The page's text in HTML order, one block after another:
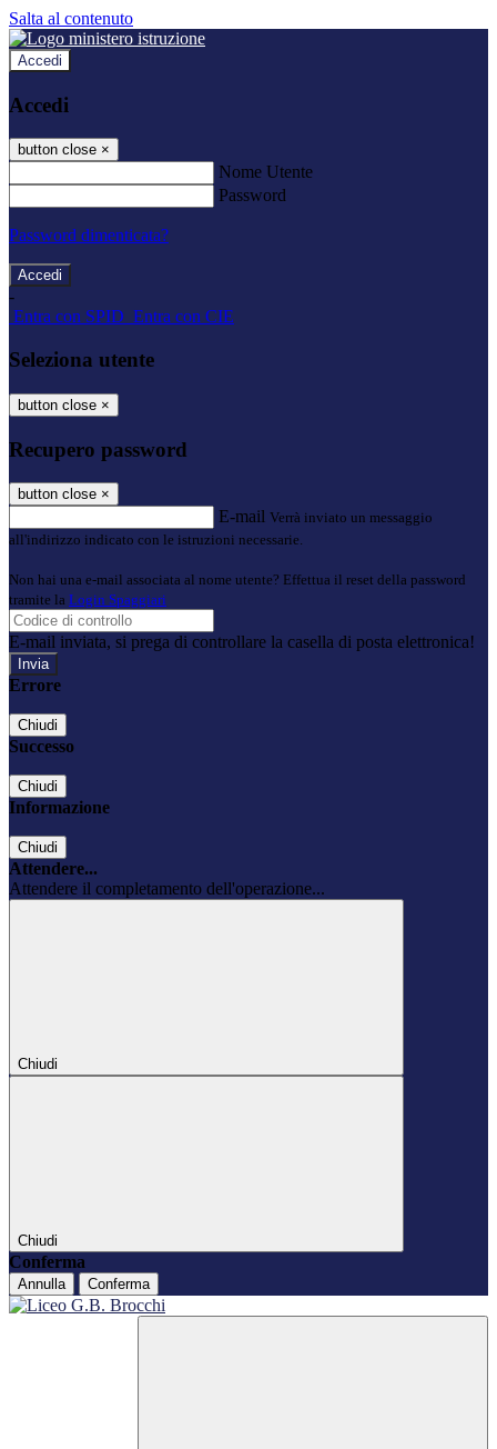
Salta al contenuto
Accedi
Accedi
button close ×
Nome Utente
Password
Password dimenticata?
-
Entra con SPID Entra con CIE
Seleziona utente
button close ×
Recupero password
button close ×
E-mail Verrà inviato un messaggio
all'indirizzo indicato con le istruzioni necessarie.
Non hai una e-mail associata al nome utente? Effettua il reset della password
tramite la Login Spaggiari
E-mail inviata, si prega di controllare la casella di posta elettronica!
Errore
Chiudi
Successo
Chiudi
Informazione
Chiudi
Attendere...
Attendere il completamento dell'operazione...
Chiudi
Chiudi
Conferma
Annulla Conferma